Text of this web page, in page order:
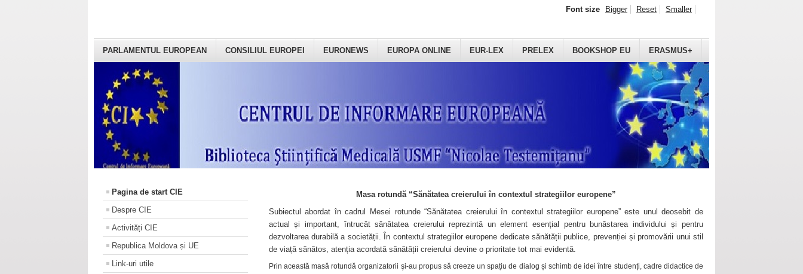
PARLAMENTUL EUROPEAN CONSILIUL EUROPEI EURONEWS EUROPA ONLINE EUR-LEX PRELEX BOOKSHOP EU ERASMUS+
Font size Bigger Reset Smaller
Pagina de start CIE
Despre CIE
Activități CIE
Republica Moldova și UE
Link-uri utile
Masa rotundă “Sănătatea creierului în contextul strategiilor europene”
Subiectul abordat în cadrul Mesei rotunde “Sănătatea creierului în contextul strategiilor europene” este unul deosebit de
actual și important, întrucât sănătatea creierului reprezintă un element esențial pentru bunăstarea individului și pentru
dezvoltarea durabilă a societății. În contextul strategiilor europene dedicate sănătății publice, prevenției și promovării unui stil
de viață sănătos, atenția acordată sănătății creierului devine o prioritate tot mai evidentă.
Prin această masă rotundă organizatorii şi-au propus să creeze un spațiu de dialog și schimb de idei între studenți, cadre didactice de